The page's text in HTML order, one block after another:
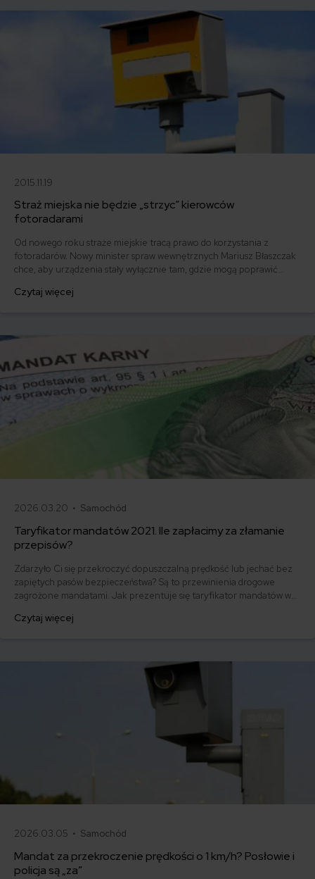
2015.11.19
Straż miejska nie będzie „strzyc” kierowców
fotoradarami
Od nowego roku straże miejskie tracą prawo do korzystania z
fotoradarów. Nowy minister spraw wewnętrznych Mariusz Błaszczak
chce, aby urządzenia stały wyłącznie tam, gdzie mogą poprawić
dochodów dla lokalnych samorządów.
Czytaj więcej
2026.03.20 • Samochód
Taryfikator mandatów 2021. Ile zapłacimy za złamanie
przepisów?
Zdarzyło Ci się przekroczyć dopuszczalną prędkość lub jechać bez
zapiętych pasów bezpieczeństwa? Są to przewinienia drogowe
zagrożone mandatami. Jak prezentuje się taryfikator mandatów w
jakie nowe mandaty pojawiły się w bieżącym roku.
Czytaj więcej
2026.03.05 • Samochód
Mandat za przekroczenie prędkości o 1 km/h? Posłowie i
policja są „za”